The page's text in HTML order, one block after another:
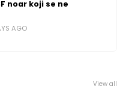
noar koji se ne
AGO
View all